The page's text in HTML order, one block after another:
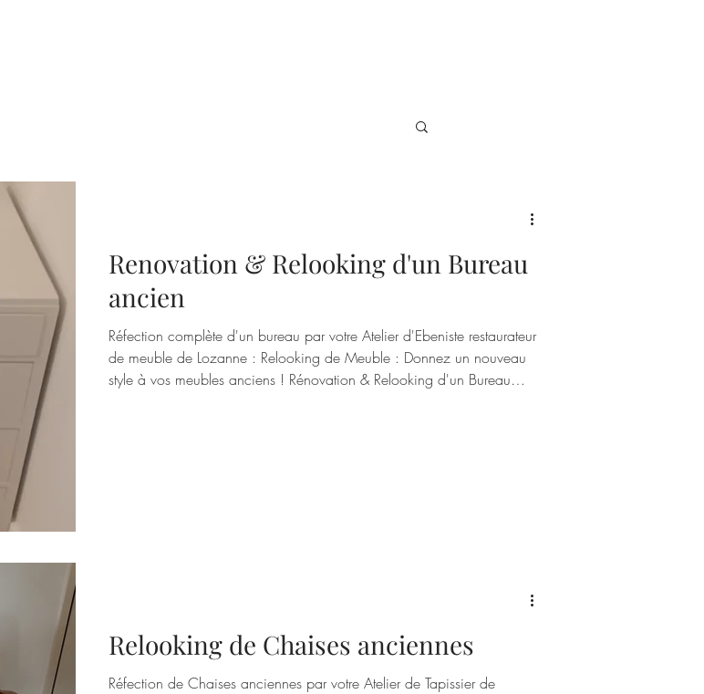
Renovation & Relooking d'un Bureau
ancien
Réfection complète d'un bureau par votre Atelier d'Ebeniste restaurateur
de meuble de Lozanne : Relooking de Meuble : Donnez un nouveau
style à vos meubles anciens ! Rénovation & Relooking d'un Bureau
Relooking de Chaises anciennes
Réfection de Chaises anciennes par votre Atelier de Tapissier de